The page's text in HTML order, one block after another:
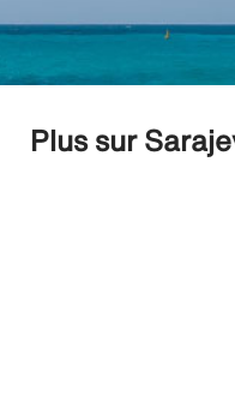
Plus sur